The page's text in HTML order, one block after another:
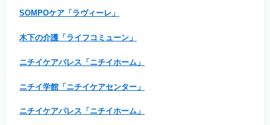
SOMPOケア「ラヴィーレ」
木下の介護「ライフコミューン」
ニチイケアパレス「ニチイホーム」
ニチイ学館「ニチイケアセンター」
ニチイケアパレス「ニチイホーム」